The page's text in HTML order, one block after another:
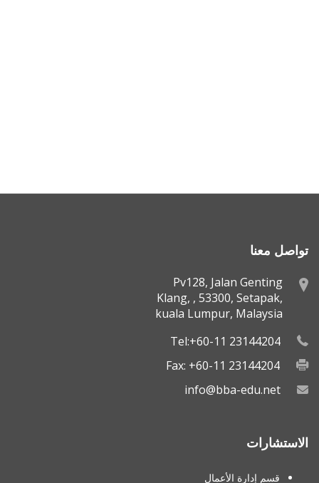
تواصل معنا
Pv128, Jalan Genting
Klang, , 53300, Setapak,
kuala Lumpur, Malaysia
Tel:+60-11 23144204
Fax: +60-11 23144204
info@bba-edu.net
الاستشارات
قسم إدارة الأعمال